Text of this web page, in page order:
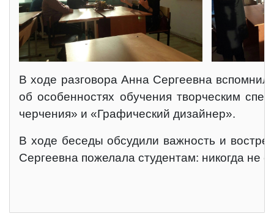
В ходе разговора Анна Сергеевна
об особенностях обучения творческим
черчения» и «Графический дизайнер».
В ходе беседы обсудили важность и
Сергеевна пожелала студентам: никогда не